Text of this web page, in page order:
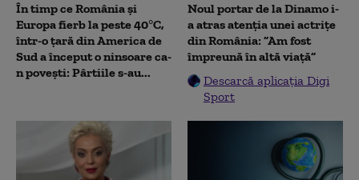
În timp ce România și
Europa fierb la peste 40°C,
într-o țară din America de
Sud a început o ninsoare ca-
n povești: Pârtiile s-au...
Noul portar de la Dinamo i-
a atras atenția unei actrițe
din România: ”Am fost
împreună în altă viață”
Descarcă aplicația Digi
Sport